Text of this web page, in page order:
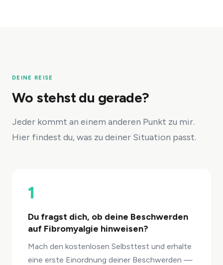
DEINE REISE
Wo stehst du gerade?
Jeder kommt an einem anderen Punkt zu mir.
Hier findest du, was zu deiner Situation passt.
1
Du fragst dich, ob deine Beschwerden
auf Fibromyalgie hinweisen?
Mach den kostenlosen Selbsttest und erhalte
eine erste Einordnung deiner Beschwerden —